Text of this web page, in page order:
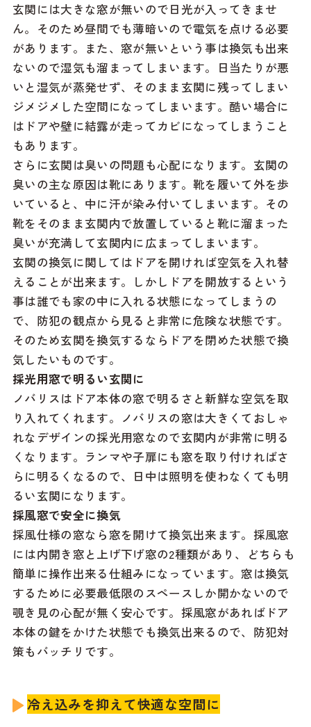
玄関には大きな窓が無いので日光が入ってきませ
ん。そのため昼間でも薄暗いので電気を点ける必要
があります。また、窓が無いという事は換気も出来
ないので湿気も溜まってしまいます。日当たりが悪
いと湿気が蒸発せず、そのまま玄関に残ってしまい
ジメジメした空間になってしまいます。酷い場合に
はドアや壁に結露が走ってカビになってしまうこと
もあります。
さらに玄関は臭いの問題も心配になります。玄関の
臭いの主な原因は靴にあります。靴を履いて外を歩
いていると、中に汗が染み付いてしまいます。その
靴をそのまま玄関内で放置していると靴に溜まった
臭いが充満して玄関内に広まってしまいます。
玄関の換気に関してはドアを開ければ空気を入れ替
えることが出来ます。しかしドアを開放するという
事は誰でも家の中に入れる状態になってしまうの
で、防犯の観点から見ると非常に危険な状態です。
そのため玄関を換気するならドアを閉めた状態で換
気したいものです。
採光用窓で明るい玄関に
ノバリスはドア本体の窓で明るさと新鮮な空気を取
り入れてくれます。ノバリスの窓は大きくておしゃ
れなデザインの採光用窓なので玄関内が非常に明る
くなります。ランマや子扉にも窓を取り付ければさ
らに明るくなるので、日中は照明を使わなくても明
るい玄関になります。
採風窓で安全に換気
採風仕様の窓なら窓を開けて換気出来ます。採風窓
には内開き窓と上げ下げ窓の2種類があり、どちらも
簡単に操作出来る仕組みになっています。窓は換気
するために必要最低限のスペースしか開かないので
覗き見の心配が無く安心です。採風窓があればドア
本体の鍵をかけた状態でも換気出来るので、防犯対
策もバッチリです。
冷え込みを抑えて快適な空間に